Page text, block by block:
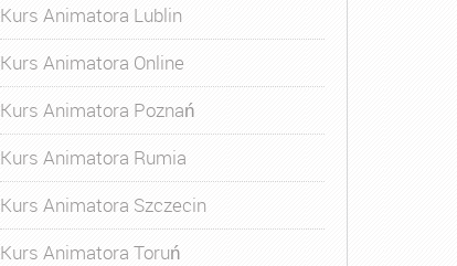
Kurs Animatora Lublin
Kurs Animatora Online
Kurs Animatora Poznań
Kurs Animatora Rumia
Kurs Animatora Szczecin
Kurs Animatora Toruń